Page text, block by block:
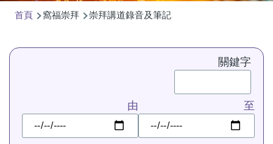
航
首頁 窩福崇拜 崇拜講道錄音及筆記
關鍵字
由
期
至
期